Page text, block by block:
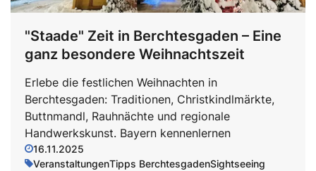
"Staade" Zeit in Berchtesgaden – Eine
ganz besondere Weihnachtszeit
Erlebe die festlichen Weihnachten in
Berchtesgaden: Traditionen, Christkindlmärkte,
Buttnmandl, Rauhnächte und regionale
Handwerkskunst. Bayern kennenlernen
16.11.2025
VeranstaltungenTipps BerchtesgadenSightseeing